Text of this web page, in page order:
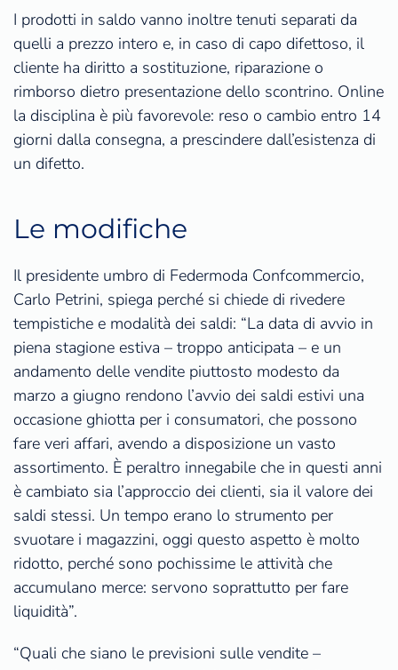
I prodotti in saldo vanno inoltre tenuti separati da
quelli a prezzo intero e, in caso di capo difettoso, il
cliente ha diritto a sostituzione, riparazione o
rimborso dietro presentazione dello scontrino. Online
la disciplina è più favorevole: reso o cambio entro 14
giorni dalla consegna, a prescindere dall’esistenza di
un difetto.
Le modifiche
Il presidente umbro di Federmoda Confcommercio,
Carlo Petrini, spiega perché si chiede di rivedere
tempistiche e modalità dei saldi: “La data di avvio in
piena stagione estiva – troppo anticipata – e un
andamento delle vendite piuttosto modesto da
marzo a giugno rendono l’avvio dei saldi estivi una
occasione ghiotta per i consumatori, che possono
fare veri affari, avendo a disposizione un vasto
assortimento. È peraltro innegabile che in questi anni
è cambiato sia l’approccio dei clienti, sia il valore dei
saldi stessi. Un tempo erano lo strumento per
svuotare i magazzini, oggi questo aspetto è molto
ridotto, perché sono pochissime le attività che
accumulano merce: servono soprattutto per fare
liquidità”.
“Quali che siano le previsioni sulle vendite –